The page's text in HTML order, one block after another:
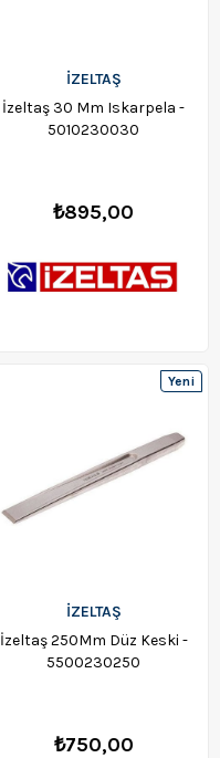
İZELTAŞ
İzeltaş 30 Mm Iskarpela -
5010230030
₺895,00
İZELTAŞ
İzeltaş 250Mm Düz Keski -
5500230250
₺750,00
Yeni